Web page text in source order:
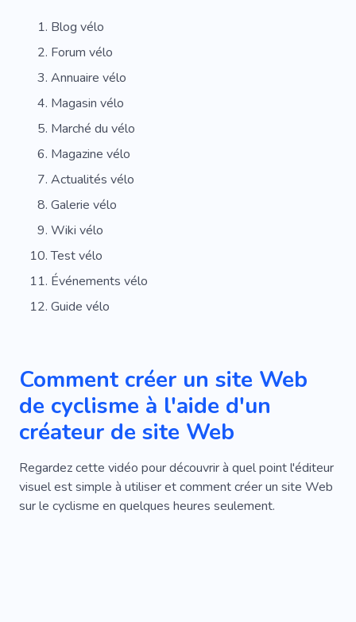
Blog vélo
Forum vélo
Annuaire vélo
Magasin vélo
Marché du vélo
Magazine vélo
Actualités vélo
Galerie vélo
Wiki vélo
Test vélo
Événements vélo
Guide vélo
Comment créer un site Web
de cyclisme à l'aide d'un
créateur de site Web
Regardez cette vidéo pour découvrir à quel point l'éditeur
visuel est simple à utiliser et comment créer un site Web
sur le cyclisme en quelques heures seulement.